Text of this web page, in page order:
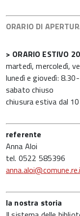
ORARIO DI
> ORARIO ESTIVO
martedì, mercoledì,
lunedì e giovedì:
sabato chiuso
chiusura estiva dal
referente
Anna Aloi
tel. 0522 585396
la nostra storia